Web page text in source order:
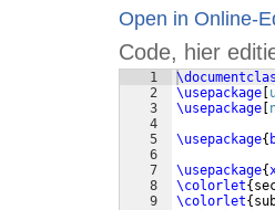
Open in Online-
Code, hier
1
2
3
4
5
6
7
8
9
\usepackage
\usepackage
\usepackage{
\usepackage{
\colorlet{
\colorlet{